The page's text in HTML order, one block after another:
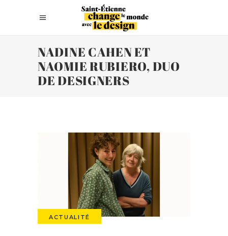
NADINE CAHEN ET
NAOMIE RUBIERO, DUO
DE DESIGNERS
ACTUALITÉ